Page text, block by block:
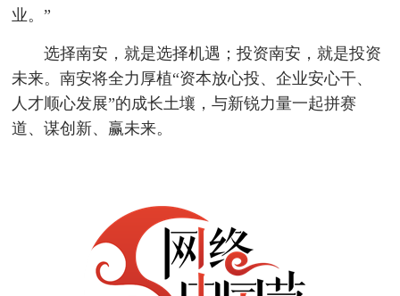
业。”
选择南安，就是选择机遇；投资南安，就是投资
未来。南安将全力厚植“资本放心投、企业安心干、
人才顺心发展”的成长土壤，与新锐力量一起拼赛
道、谋创新、赢未来。